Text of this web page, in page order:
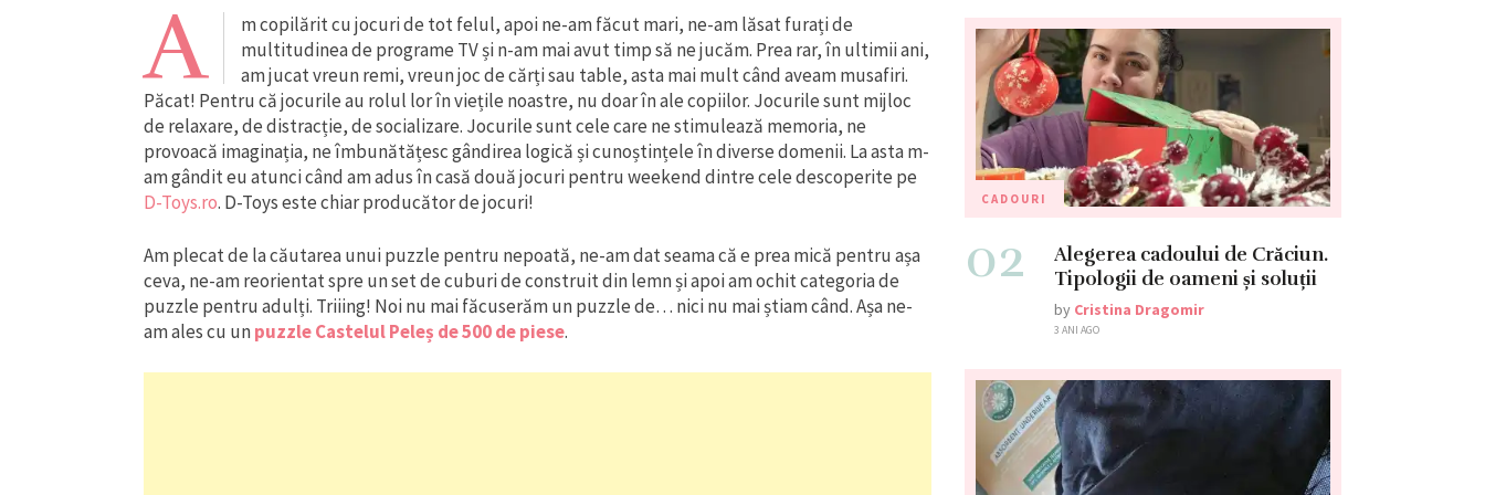
A
m copilărit cu jocuri de tot felul, apoi ne-am făcut mari, ne-am lăsat furați de
multitudinea de programe TV și n-am mai avut timp să ne jucăm. Prea rar, în ultimii ani,
am jucat vreun remi, vreun joc de cărți sau table, asta mai mult când aveam musafiri.
Păcat! Pentru că jocurile au rolul lor în viețile noastre, nu doar în ale copiilor. Jocurile sunt mijloc
de relaxare, de distracție, de socializare. Jocurile sunt cele care ne stimulează memoria, ne
provoacă imaginația, ne îmbunătățesc gândirea logică și cunoștințele în diverse domenii. La asta m-
am gândit eu atunci când am adus în casă două jocuri pentru weekend dintre cele descoperite pe
D-Toys.ro. D-Toys este chiar producător de jocuri!
Am plecat de la căutarea unui puzzle pentru nepoată, ne-am dat seama că e prea mică pentru așa
ceva, ne-am reorientat spre un set de cuburi de construit din lemn și apoi am ochit categoria de
puzzle pentru adulți. Triiing! Noi nu mai făcuserăm un puzzle de… nici nu mai știam când. Așa ne-
am ales cu unpuzzle Castelul Peleș de 500 de piese.
CADOURI
02
Alegerea cadoului de Crăciun.
Tipologii de oameni și soluții
by Cristina Dragomir
3 ANI AGO